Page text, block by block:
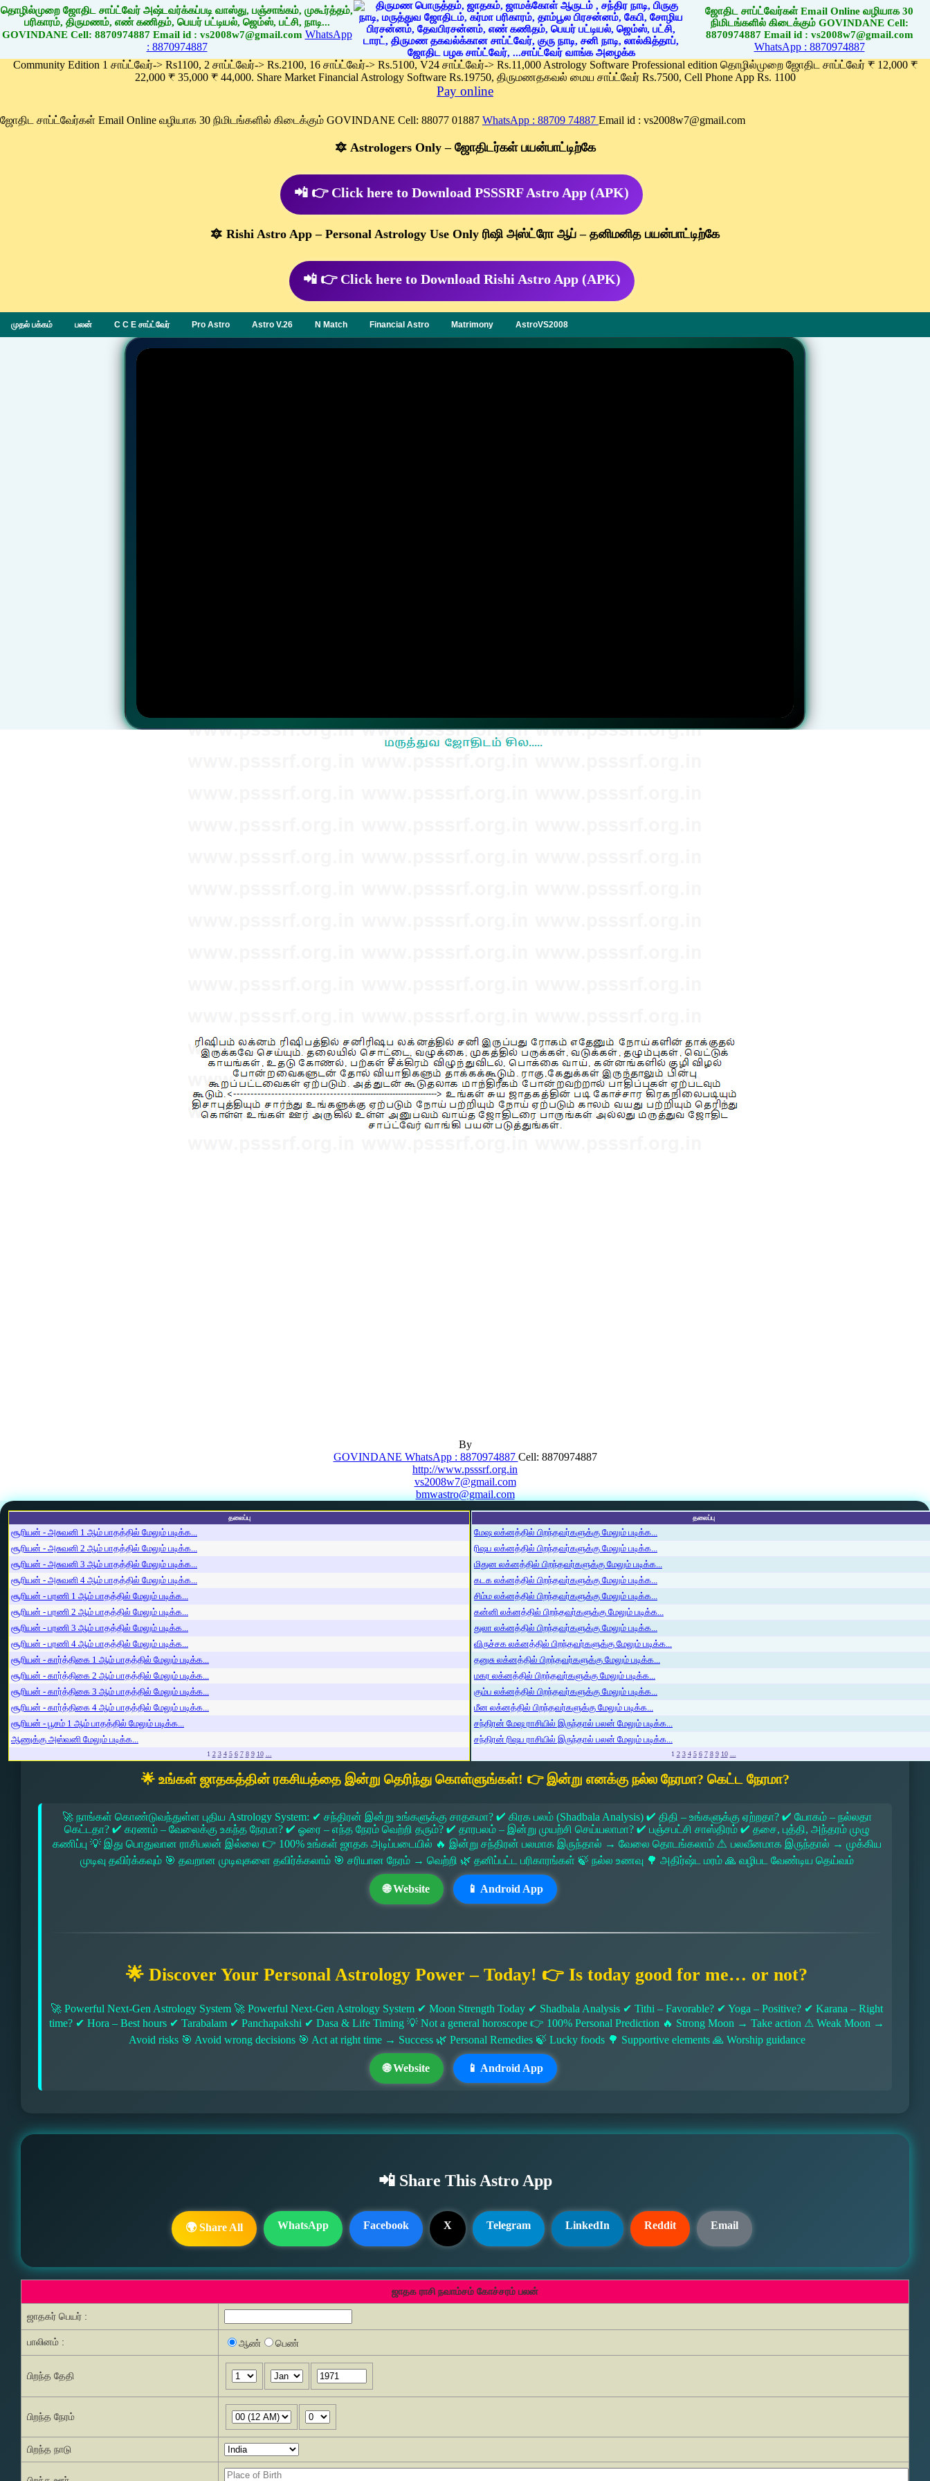
தொழில்முறை ஜோதிட சாப்ட்வேர் அஷ்டவர்க்கப்படி வாஸ்து, பஞ்சாங்கம், முகூர்த்தம்,
பரிகாரம், திருமணம், எண் கணிதம், பெயர் பட்டியல், ஜெம்ஸ், பட்சி, நாடி...
GOVINDANE Cell: 8870974887 Email id : vs2008w7@gmail.com WhatsApp
: 8870974887
ஜோதிட சாப்ட்வேர்கள் Email Online வழியாக 30
நிமிடங்களில் கிடைக்கும் GOVINDANE Cell:
8870974887 Email id : vs2008w7@gmail.com
WhatsApp : 8870974887
Community Edition 1 சாப்ட்வேர்-> Rs1100, 2 சாப்ட்வேர்-> Rs.2100, 16 சாப்ட்வேர்-> Rs.5100, V24 சாப்ட்வேர்-> Rs.11,000 Astrology Software Professional edition தொழில்முறை ஜோதிட சாப்ட்வேர் ₹ 12,000 ₹
22,000 ₹ 35,000 ₹ 44,000. Share Market Financial Astrology Software Rs.19750, திருமணதகவல் மைய சாப்ட்வேர் Rs.7500, Cell Phone App Rs. 1100
Pay online
ஜோதிட சாப்ட்வேர்கள் Email Online வழியாக 30 நிமிடங்களில் கிடைக்கும் GOVINDANE Cell: 88077 01887 WhatsApp : 88709 74887 Email id : vs2008w7@gmail.com
🔯 Astrologers Only – ஜோதிடர்கள் பயன்பாட்டிற்கே
📲 👉 Click here to Download PSSSRF Astro App (APK)
🔯 Rishi Astro App – Personal Astrology Use Only ரிஷி அஸ்ட்ரோ ஆப் – தனிமனித பயன்பாட்டிற்கே
📲 👉 Click here to Download Rishi Astro App (APK)
முதல் பக்கம் பலன் C C E சாப்ட்வேர் Pro Astro Astro V.26 N Match Financial Astro Matrimony AstroVS2008
By
GOVINDANE WhatsApp : 8870974887 Cell: 8870974887
http://www.psssrf.org.in
vs2008w7@gmail.com
bmwastro@gmail.com
தலைப்பு
சூரியன் - அசுவனி 1 ஆம் பாதத்தில் மேலும் படிக்க...
சூரியன் - அசுவனி 2 ஆம் பாதத்தில் மேலும் படிக்க...
சூரியன் - அசுவனி 3 ஆம் பாதத்தில் மேலும் படிக்க...
சூரியன் - அசுவனி 4 ஆம் பாதத்தில் மேலும் படிக்க...
சூரியன் - பரணி 1 ஆம் பாதத்தில் மேலும் படிக்க...
சூரியன் - பரணி 2 ஆம் பாதத்தில் மேலும் படிக்க...
சூரியன் - பரணி 3 ஆம் பாதத்தில் மேலும் படிக்க...
சூரியன் - பரணி 4 ஆம் பாதத்தில் மேலும் படிக்க...
சூரியன் - கார்த்திகை 1 ஆம் பாதத்தில் மேலும் படிக்க...
சூரியன் - கார்த்திகை 2 ஆம் பாதத்தில் மேலும் படிக்க...
சூரியன் - கார்த்திகை 3 ஆம் பாதத்தில் மேலும் படிக்க...
சூரியன் - கார்த்திகை 4 ஆம் பாதத்தில் மேலும் படிக்க...
சூரியன் - பூசம் 1 ஆம் பாதத்தில் மேலும் படிக்க...
ஆணுக்கு அஸ்வனி மேலும் படிக்க...
1 2 3 4 5 6 7 8 9 10 ...
தலைப்பு
மேஷ லக்னத்தில் பிறந்தவர்களுக்கு மேலும் படிக்க...
ரிஷப லக்னத்தில் பிறந்தவர்களுக்கு மேலும் படிக்க...
மிதுன லக்னத்தில் பிறந்தவர்களுக்கு மேலும் படிக்க...
கடக லக்னத்தில் பிறந்தவர்களுக்கு மேலும் படிக்க...
சிம்ம லக்னத்தில் பிறந்தவர்களுக்கு மேலும் படிக்க...
கன்னி லக்னத்தில் பிறந்தவர்களுக்கு மேலும் படிக்க...
துலா லக்னத்தில் பிறந்தவர்களுக்கு மேலும் படிக்க...
விருச்சக லக்னத்தில் பிறந்தவர்களுக்கு மேலும் படிக்க...
தனுசு லக்னத்தில் பிறந்தவர்களுக்கு மேலும் படிக்க...
மகர லக்னத்தில் பிறந்தவர்களுக்கு மேலும் படிக்க...
கும்ப லக்னத்தில் பிறந்தவர்களுக்கு மேலும் படிக்க...
மீன லக்னத்தில் பிறந்தவர்களுக்கு மேலும் படிக்க...
சந்திரன் மேஷ ராசியில் இருந்தால் பலன் மேலும் படிக்க...
சந்திரன் ரிஷப ராசியில் இருந்தால் பலன் மேலும் படிக்க...
1 2 3 4 5 6 7 8 9 10 ...
🌟 உங்கள் ஜாதகத்தின் ரகசியத்தை இன்று தெரிந்து கொள்ளுங்கள்! 👉 இன்று எனக்கு நல்ல நேரமா? கெட்ட நேரமா?
🚀 நாங்கள் கொண்டுவந்துள்ள புதிய Astrology System: ✔ சந்திரன் இன்று உங்களுக்கு சாதகமா? ✔ கிரக பலம் (Shadbala Analysis) ✔ திதி – உங்களுக்கு ஏற்றதா? ✔ யோகம் – நல்லதா
கெட்டதா? ✔ கரணம் – வேலைக்கு உகந்த நேரமா? ✔ ஓரை – எந்த நேரம் வெற்றி தரும்? ✔ தாரபலம் – இன்று முயற்சி செய்யலாமா? ✔ பஞ்சபட்சி சாஸ்திரம் ✔ தசை, புத்தி, அந்தரம் முழு
கணிப்பு 💡 இது பொதுவான ராசிபலன் இல்லை 👉 100% உங்கள் ஜாதக அடிப்படையில் 🔥 இன்று சந்திரன் பலமாக இருந்தால் → வேலை தொடங்கலாம் ⚠ பலவீனமாக இருந்தால் → முக்கிய
முடிவு தவிர்க்கவும் 🎯 தவறான முடிவுகளை தவிர்க்கலாம் 🎯 சரியான நேரம் → வெற்றி 🌿 தனிப்பட்ட பரிகாரங்கள் 🍃 நல்ல உணவு 🌳 அதிர்ஷ்ட மரம் 🙏 வழிபட வேண்டிய தெய்வம்
🌐 Website 📱 Android App
🌟 Discover Your Personal Astrology Power – Today! 👉 Is today good for me… or not?
🚀 Powerful Next-Gen Astrology System 🚀 Powerful Next-Gen Astrology System ✔ Moon Strength Today ✔ Shadbala Analysis ✔ Tithi – Favorable? ✔ Yoga – Positive? ✔ Karana – Right
time? ✔ Hora – Best hours ✔ Tarabalam ✔ Panchapakshi ✔ Dasa & Life Timing 💡 Not a general horoscope 👉 100% Personal Prediction 🔥 Strong Moon → Take action ⚠ Weak Moon →
Avoid risks 🎯 Avoid wrong decisions 🎯 Act at right time → Success 🌿 Personal Remedies 🍃 Lucky foods 🌳 Supportive elements 🙏 Worship guidance
🌐 Website 📱 Android App
📲 Share This Astro App
🌍 Share All WhatsApp Facebook X Telegram LinkedIn Reddit Email
ஜாதக ராசி நவாம்சம் கோச்சரம் பலன்
ஜாதகர் பெயர் :
பாலினம் : ஆண் பெண்
பிறந்த தேதி
பிறந்த நேரம்
பிறந்த நாடு